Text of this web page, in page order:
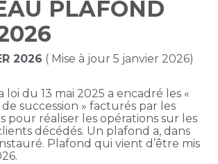
PLAFOND
2026 ( Mise à jour 5 janvier 2026)
loi du 13 mai 2025 a encadré les «
de succession » facturés par les
pour réaliser les opérations sur les
décédés. Un plafond a, dans
Plafond qui vient d’être mis